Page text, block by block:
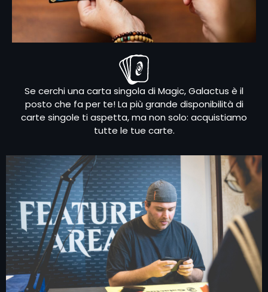
Se cerchi una carta singola di Magic, Galactus è il
posto che fa per te! La più grande disponibilità di
carte singole ti aspetta, ma non solo: acquistiamo
tutte le tue carte.